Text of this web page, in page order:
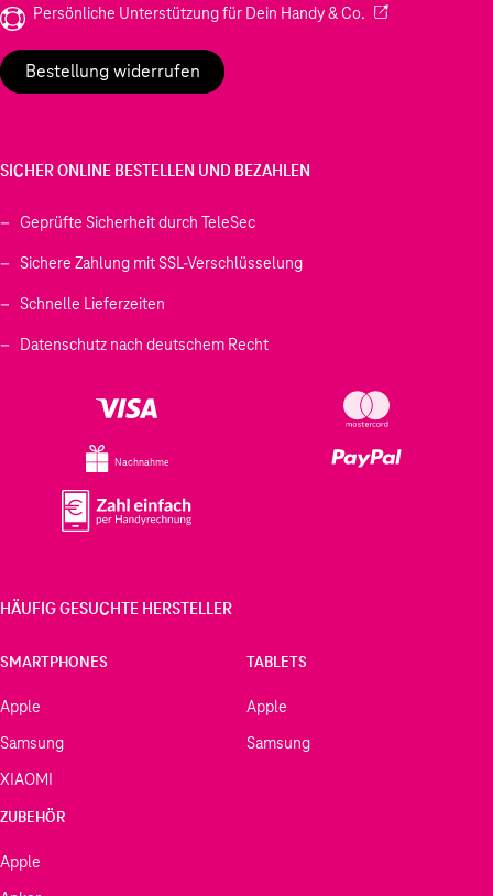
Persönliche Unterstützung für Dein Handy & Co. (Wird in einem
Bestellung widerrufen
SICHER ONLINE BESTELLEN UND BEZAHLEN
Geprüfte Sicherheit durch TeleSec
Sichere Zahlung mit SSL-Verschlüsselung
Schnelle Lieferzeiten
Datenschutz nach deutschem Recht
Nachnahme
HÄUFIG GESUCHTE HERSTELLER
SMARTPHONES
Apple
Samsung
XIAOMI
TABLETS
Apple
Samsung
ZUBEHÖR
Apple